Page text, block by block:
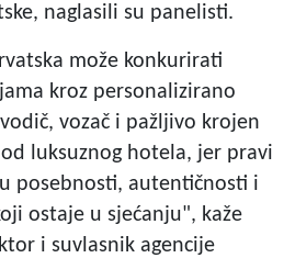
naglasili su panelisti.
može konkurirati
kroz personalizirano
vozač i pažljivo krojen
luksuznog hotela, jer pravi
posebnosti, autentičnosti i
ostaje u sjećanju", kaže
i suvlasnik agencije